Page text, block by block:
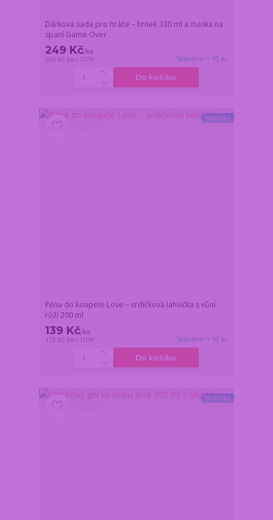
Dárková sada pro hráče – hrnek 330 ml a maska na
spaní Game Over
249 Kč/ks
206 Kč bez DPH Skladem > 10 ks
Do košíku
Novinka
Pěna do koupele Love – srdíčková lahvička s vůní
růží 200 ml
139 Kč/ks
115 Kč bez DPH Skladem > 10 ks
Do košíku
Novinka